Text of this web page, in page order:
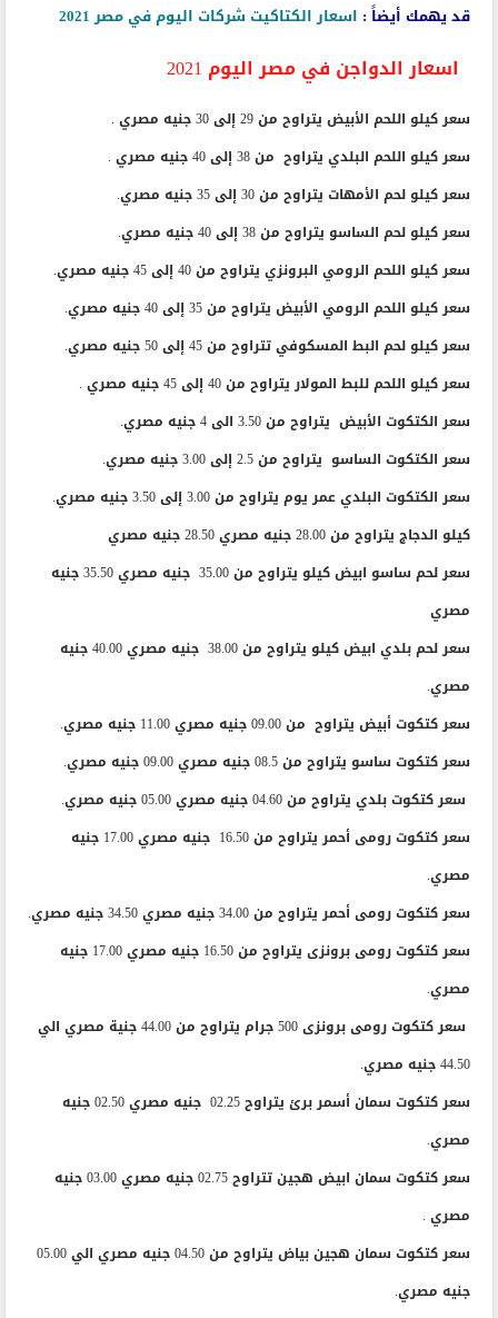
قد يهمك أيضاً : اسعار الكتاكيت شركات اليوم في مصر 2021
اسعار الدواجن في مصر اليوم 2021
سعر كيلو اللحم الأبيض يتراوح من 29 إلى 30 جنيه مصري .
سعر كيلو اللحم البلدي يتراوح من 38 إلى 40 جنيه مصري .
سعر كيلو لحم الأمهات يتراوح من 30 إلى 35 جنيه مصري.
سعر كيلو لحم الساسو يتراوح من 38 إلى 40 جنيه مصري.
سعر كيلو اللحم الرومي البرونزي يتراوح من 40 إلى 45 جنيه مصري.
سعر كيلو اللحم الرومي الأبيض يتراوح من 35 إلى 40 جنيه مصري.
سعر كيلو لحم البط المسكوفي تتراوح من 45 إلى 50 جنيه مصري.
سعر كيلو اللحم للبط المولار يتراوح من 40 إلى 45 جنيه مصري .
سعر الكتكوت الأبيض يتراوح من 3.50 الى 4 جنيه مصري.
سعر الكتكوت الساسو يتراوح من 2.5 إلى 3.00 جنيه مصري.
سعر الكتكوت البلدي عمر يوم يتراوح من 3.00 إلى 3.50 جنيه مصري.
كيلو الدجاج يتراوح من 28.00 جنيه مصري 28.50 جنيه مصري
سعر لحم ساسو ابيض كيلو يتراوح من 35.00 جنيه مصري 35.50 جنيه
مصري
سعر لحم بلدي ابيض كيلو يتراوح من 38.00 جنيه مصري 40.00 جنيه
مصري.
سعر كتكوت أبيض يتراوح من 09.00 جنيه مصري 11.00 جنيه مصري.
سعر كتكوت ساسو يتراوح من 08.5 جنيه مصري 09.00 جنيه مصري.
سعر كتكوت بلدي يتراوح من 04.60 جنيه مصري 05.00 جنيه مصري.
سعر كتكوت رومى أحمر يتراوح من 16.50 جنيه مصري 17.00 جنيه
مصري.
سعر كتكوت رومى أحمر يتراوح من 34.00 جنيه مصري 34.50 جنيه مصري.
سعر كتكوت رومى برونزى يتراوح من 16.50 جنيه مصري 17.00 جنيه
مصري.
سعر كتكوت رومى برونزى 500 جرام يتراوح من 44.00 جنية مصري الي
44.50 جنيه مصري.
سعر كتكوت سمان أسمر برئ يتراوح 02.25 جنيه مصري 02.50 جنيه
مصري.
سعر كتكوت سمان ابيض هجين تتراوح 02.75 جنيه مصري 03.00 جنيه
مصري .
سعر كتكوت سمان هجين بياض يتراوح من 04.50 جنيه مصري الي 05.00
جنيه مصري.